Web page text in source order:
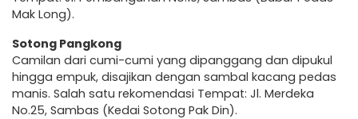
Mak Long).
Sotong Pangkong
Camilan dari cumi-cumi yang dipanggang dan dipukul
hingga empuk, disajikan dengan sambal kacang pedas
manis. Salah satu rekomendasi Tempat: Jl. Merdeka
No.25, Sambas (Kedai Sotong Pak Din).